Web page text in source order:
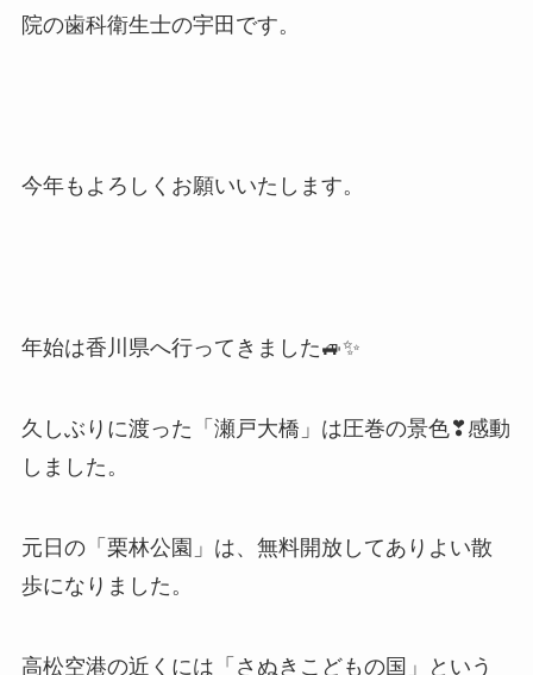
院の歯科衛生士の宇田です。
今年もよろしくお願いいたします。
年始は香川県へ行ってきました🚙✨
久しぶりに渡った「瀬戸大橋」は圧巻の景色❣感動
しました。
元日の「栗林公園」は、無料開放してありよい散
歩になりました。
高松空港の近くには「さぬきこどもの国」という